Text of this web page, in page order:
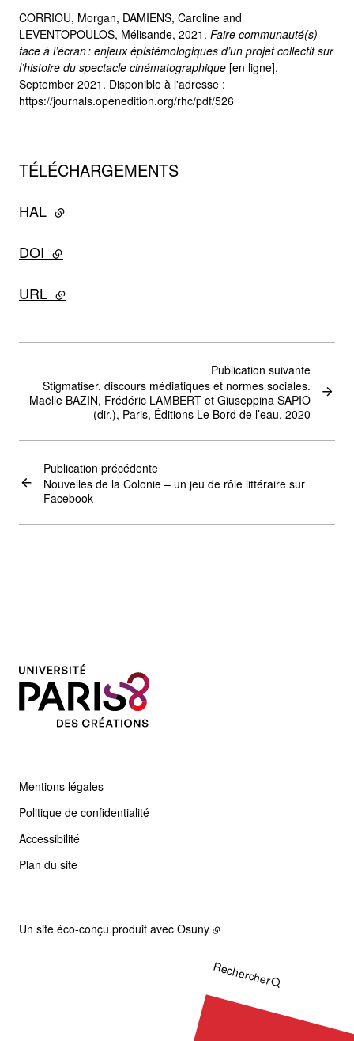
CORRIOU, Morgan, DAMIENS, Caroline and
LEVENTOPOULOS, Mélisande, 2021. Faire communauté(s)
face à l’écran : enjeux épistémologiques d’un projet collectif sur
l’histoire du spectacle cinématographique [en ligne].
September 2021. Disponible à l'adresse :
https://journals.openedition.org/rhc/pdf/526
TÉLÉCHARGEMENTS
HAL - lien externe
DOI - lien externe
URL - lien externe
Publication précédente
Nouvelles de la Colonie – un jeu de rôle littéraire sur
Facebook
Publication suivante
Stigmatiser. discours médiatiques et normes sociales.
Maëlle BAZIN, Frédéric LAMBERT et Giuseppina SAPIO
(dir.), Paris, Éditions Le Bord de l’eau, 2020
Mentions légales
Politique de confidentialité
Accessibilité
Plan du site
Rechercher
Un site éco-conçu produit avec Osuny